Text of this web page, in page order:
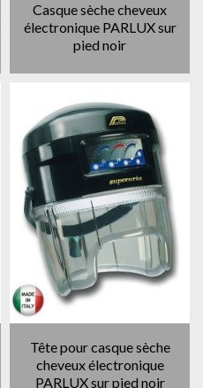
Casque sèche cheveux
électronique PARLUX sur
pied noir
Tête pour casque sèche
cheveux électronique
PARLUX sur pied noir